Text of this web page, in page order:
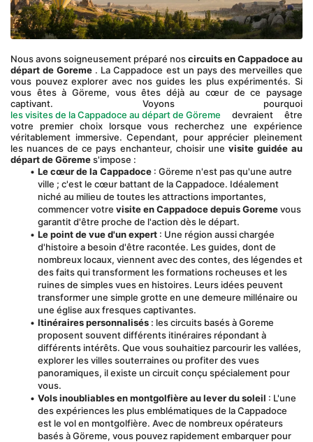
Nous avons soigneusement préparé nos circuits en Cappadoce au
départ de Goreme . La Cappadoce est un pays des merveilles que
vous pouvez explorer avec nos guides les plus expérimentés. Si
vous êtes à Göreme, vous êtes déjà au cœur de ce paysage
captivant. Voyons pourquoi
les visites de la Cappadoce au départ de Göreme devraient être
votre premier choix lorsque vous recherchez une expérience
véritablement immersive. Cependant, pour apprécier pleinement
les nuances de ce pays enchanteur, choisir une visite guidée au
départ de Göreme s'impose :
Le cœur de la Cappadoce : Göreme n'est pas qu'une autre
ville ; c'est le cœur battant de la Cappadoce. Idéalement
niché au milieu de toutes les attractions importantes,
commencer votre visite en Cappadoce depuis Goreme vous
garantit d'être proche de l'action dès le départ.
Le point de vue d'un expert : Une région aussi chargée
d'histoire a besoin d'être racontée. Les guides, dont de
nombreux locaux, viennent avec des contes, des légendes et
des faits qui transforment les formations rocheuses et les
ruines de simples vues en histoires. Leurs idées peuvent
transformer une simple grotte en une demeure millénaire ou
une église aux fresques captivantes.
Itinéraires personnalisés : les circuits basés à Goreme
proposent souvent différents itinéraires répondant à
différents intérêts. Que vous souhaitiez parcourir les vallées,
explorer les villes souterraines ou profiter des vues
panoramiques, il existe un circuit conçu spécialement pour
vous.
Vols inoubliables en montgolfière au lever du soleil : L'une
des expériences les plus emblématiques de la Cappadoce
est le vol en montgolfière. Avec de nombreux opérateurs
basés à Göreme, vous pouvez rapidement embarquer pour